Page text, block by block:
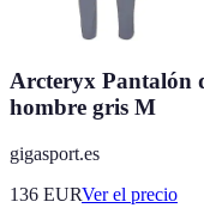
Arcteryx Pantalón
hombre gris M
gigasport.es
136 EURVer el precio